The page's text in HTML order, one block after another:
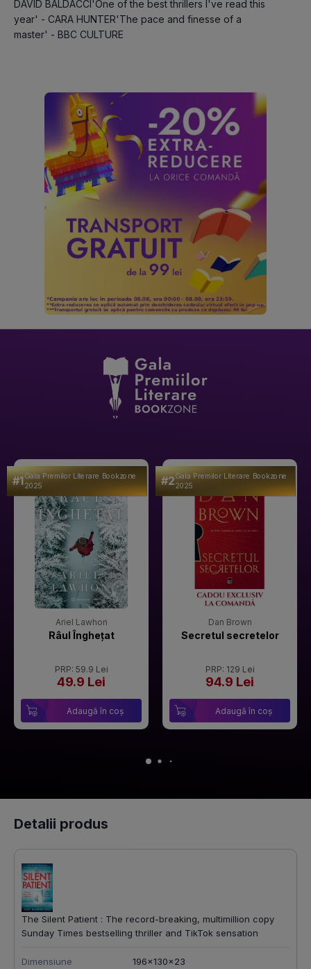
DAVID BALDACCI'One of the best thrillers I've read this
year' - CARA HUNTER'The pace and finesse of a
master' - BBC CULTURE
#1Gala Premilor Literare Bookzone
2025
Ariel Lawhon
Râul Înghețat
PRP: 59.9 Lei
49.9 Lei
Adaugă în coș
#2Gala Premilor Literare Bookzone
2025
Dan Brown
Secretul secretelor
PRP: 129 Lei
94.9 Lei
Adaugă în coș
Detalii produs
The Silent Patient : The record-breaking, multimillion copy
Sunday Times bestselling thriller and TikTok sensation
Dimensiune 196x130x23